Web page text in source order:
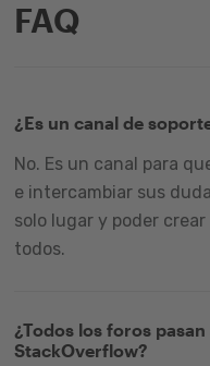
FAQ
¿Es un canal de
No. Es un canal para
e intercambiar sus
solo lugar y poder
todos.
¿Todos los foros
StackOverflow?